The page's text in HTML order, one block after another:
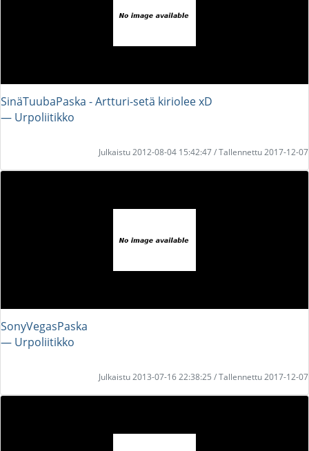
SinäTuubaPaska - Artturi-setä kiriolee xD
― Urpoliitikko
Julkaistu 2012-08-04 15:42:47 / Tallennettu 2017-12-07
SonyVegasPaska
― Urpoliitikko
Julkaistu 2013-07-16 22:38:25 / Tallennettu 2017-12-07